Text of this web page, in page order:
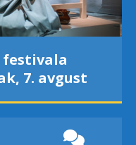
festivala
7. avgust